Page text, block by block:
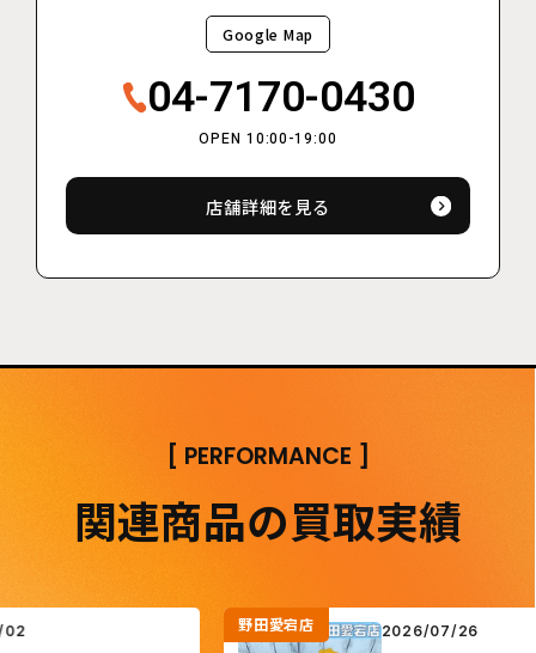
Google Map
04-7170-0430
OPEN 10:00-19:00
店舗詳細を見る
[ PERFORMANCE ]
関連商品の買取実績
野田愛宕店 2026/07/26